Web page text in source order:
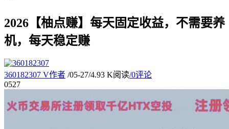
2026【柚点赚】每天固定收益，不需要养
机，每天稳定赚
360182307 V作者 /05-27/4.93 K阅读/0评论
0527